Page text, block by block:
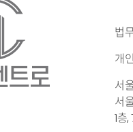
법
개
서
서
1층